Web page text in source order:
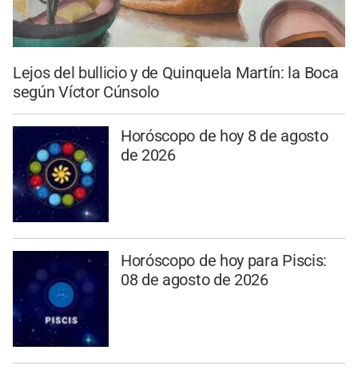
Lejos del bullicio y de Quinquela Martín: la Boca
según Víctor Cúnsolo
Horóscopo de hoy 8 de agosto
de 2026
Horóscopo de hoy para Piscis:
08 de agosto de 2026